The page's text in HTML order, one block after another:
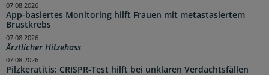
App-basiertes Monitoring hilft Frauen mit metastasiertem
Brustkrebs
07.08.2026
Ärztlicher Hitzehass
07.08.2026
Pilzkeratitis: CRISPR-Test hilft bei unklaren Verdachtsfällen
07.08.2026